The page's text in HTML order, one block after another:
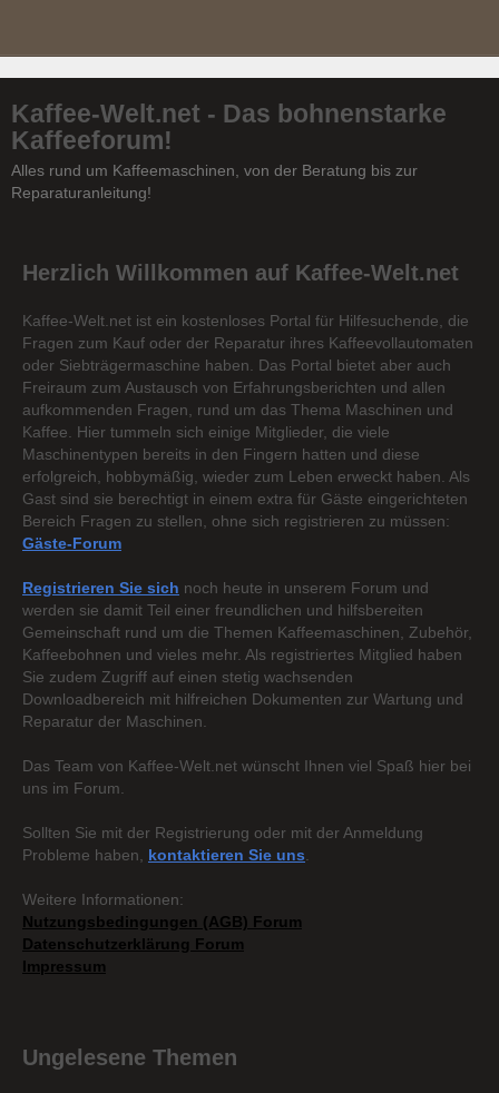
Kaffee-Welt.net - Das bohnenstarke
Kaffeeforum!
Alles rund um Kaffeemaschinen, von der Beratung bis zur
Reparaturanleitung!
Herzlich Willkommen auf Kaffee-Welt.net
Kaffee-Welt.net ist ein kostenloses Portal für Hilfesuchende, die
Fragen zum Kauf oder der Reparatur ihres Kaffeevollautomaten
oder Siebträgermaschine haben. Das Portal bietet aber auch
Freiraum zum Austausch von Erfahrungsberichten und allen
aufkommenden Fragen, rund um das Thema Maschinen und
Kaffee. Hier tummeln sich einige Mitglieder, die viele
Maschinentypen bereits in den Fingern hatten und diese
erfolgreich, hobbymäßig, wieder zum Leben erweckt haben. Als
Gast sind sie berechtigt in einem extra für Gäste eingerichteten
Bereich Fragen zu stellen, ohne sich registrieren zu müssen:
Gäste-Forum
Registrieren Sie sich noch heute in unserem Forum und
werden sie damit Teil einer freundlichen und hilfsbereiten
Gemeinschaft rund um die Themen Kaffeemaschinen, Zubehör,
Kaffeebohnen und vieles mehr. Als registriertes Mitglied haben
Sie zudem Zugriff auf einen stetig wachsenden
Downloadbereich mit hilfreichen Dokumenten zur Wartung und
Reparatur der Maschinen.
Das Team von Kaffee-Welt.net wünscht Ihnen viel Spaß hier bei
uns im Forum.
Sollten Sie mit der Registrierung oder mit der Anmeldung
Probleme haben, kontaktieren Sie uns
Weitere Informationen:
Nutzungsbedingungen (AGB) Forum
Datenschutzerklärung Forum
Impressum
Ungelesene Themen